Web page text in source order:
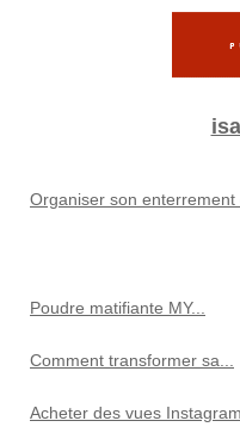
Organiser son enterrement
Poudre matifiante MY...
Comment transformer sa...
Acheter des vues Instagram